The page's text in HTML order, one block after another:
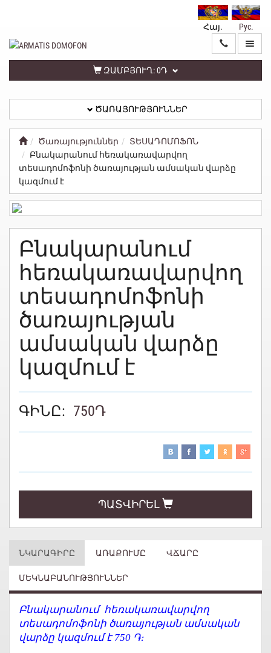
Հայ. Рус.
ԶԱՄԲՅՈՒՂ:0Դ
ԳԼԽԱՎՈՐ
ԾԱՌԱՅՈՒԹՅՈՒՆՆԵՐ
ԱՆՁՆԱԿԱՆ
ԳՐԱՍԵՆՅԱԿ
ՀԵՏԱԴԱՐՁ
ԿԱՊ
ՏԵՂԵԿԱՏՎՈՒԹՅՈՒՆ
ԳԱՂՏՆԻՈՒԹՅԱՆ
ՔԱՂԱՔԱԿԱՆՈՒԹՅՈՒՆ
ԾԱՌԱՅՈՒԹՅՈՒՆՆԵՐ
Ծառայություններ
ՏԵՍԱԴՈՄՈՖՈՆ
Բնակարանում հեռակառավարվող
տեսադոմոֆոնի ծառայության ամսական վարձը
կազմում է
Բնակարանում
հեռակառավարվող
տեսադոմոֆոնի
ծառայության
ամսական վարձը
կազմում է
ԳԻՆԸ: 750Դ
ՊԱՏՎԻՐԵԼ
ՆԿԱՐԱԳԻՐԸ ԱՌԱՔՈՒՄԸ ՎՃԱՐԸ
ՄԵԿՆԱԲԱՆՈՒԹՅՈՒՆՆԵՐ
Բնակարանում հեռակառավարվող
տեսադոմոֆոնի ծառայության ամսական
վարձը կազմում է 750 ֏։